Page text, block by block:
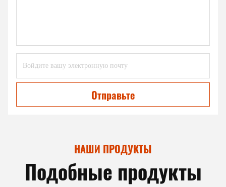
Отправьте
НАШИ ПРОДУКТЫ
Подобные продукты